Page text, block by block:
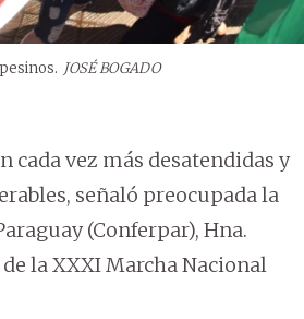
JOSÉ BOGADO
cada vez más desatendidas y
señaló preocupada la
(Conferpar), Hna.
la XXXI Marcha Nacional